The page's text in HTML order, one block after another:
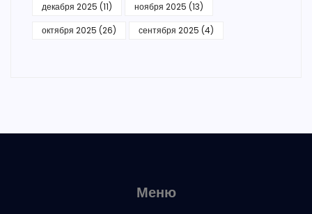
декабря 2025 (11) ноября 2025 (13)
октября 2025 (26) сентября 2025 (4)
Меню